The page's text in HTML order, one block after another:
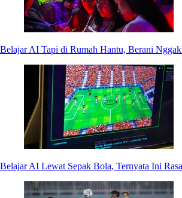
Belajar AI Tapi di Rumah Hantu, Berani
Belajar AI Lewat Sepak Bola, Ternyata Ini